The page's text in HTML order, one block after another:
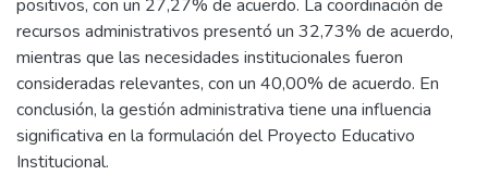
positivos, con un 27,27% de acuerdo. La coordinación de
recursos administrativos presentó un 32,73% de acuerdo,
mientras que las necesidades institucionales fueron
consideradas relevantes, con un 40,00% de acuerdo. En
conclusión, la gestión administrativa tiene una influencia
significativa en la formulación del Proyecto Educativo
Institucional.